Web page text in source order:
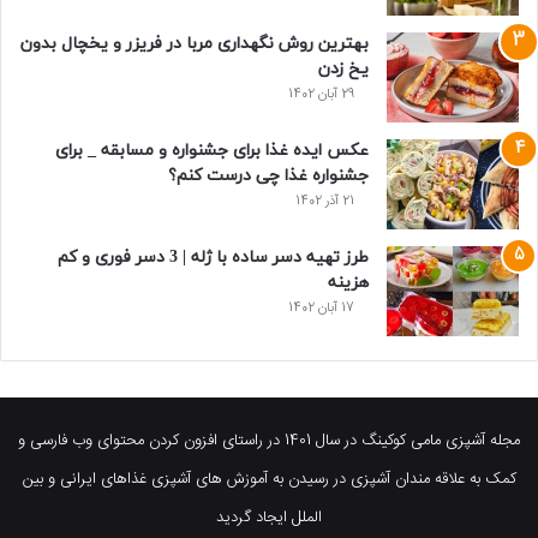
بهترین روش نگهداری مربا در فریزر و یخچال بدون
یخ زدن
29 آبان 1402
عکس ایده غذا برای جشنواره و مسابقه _ برای
جشنواره غذا چی درست کنم؟
21 آذر 1402
طرز تهیه دسر ساده با ژله | 3 دسر فوری و کم
هزینه
17 آبان 1402
مجله آشپزی مامی کوکینگ در سال 1401 در راستای افزون کردن محتوای وب فارسی و
کمک به علاقه مندان آشپزی در رسیدن به آموزش های آشپزی غذاهای ایرانی و بین
الملل ایجاد گردید